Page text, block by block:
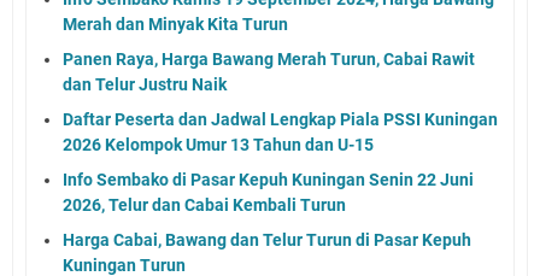
Merah dan Minyak Kita Turun
Panen Raya, Harga Bawang Merah Turun, Cabai Rawit
dan Telur Justru Naik
Daftar Peserta dan Jadwal Lengkap Piala PSSI Kuningan
2026 Kelompok Umur 13 Tahun dan U-15
Info Sembako di Pasar Kepuh Kuningan Senin 22 Juni
2026, Telur dan Cabai Kembali Turun
Harga Cabai, Bawang dan Telur Turun di Pasar Kepuh
Kuningan Turun